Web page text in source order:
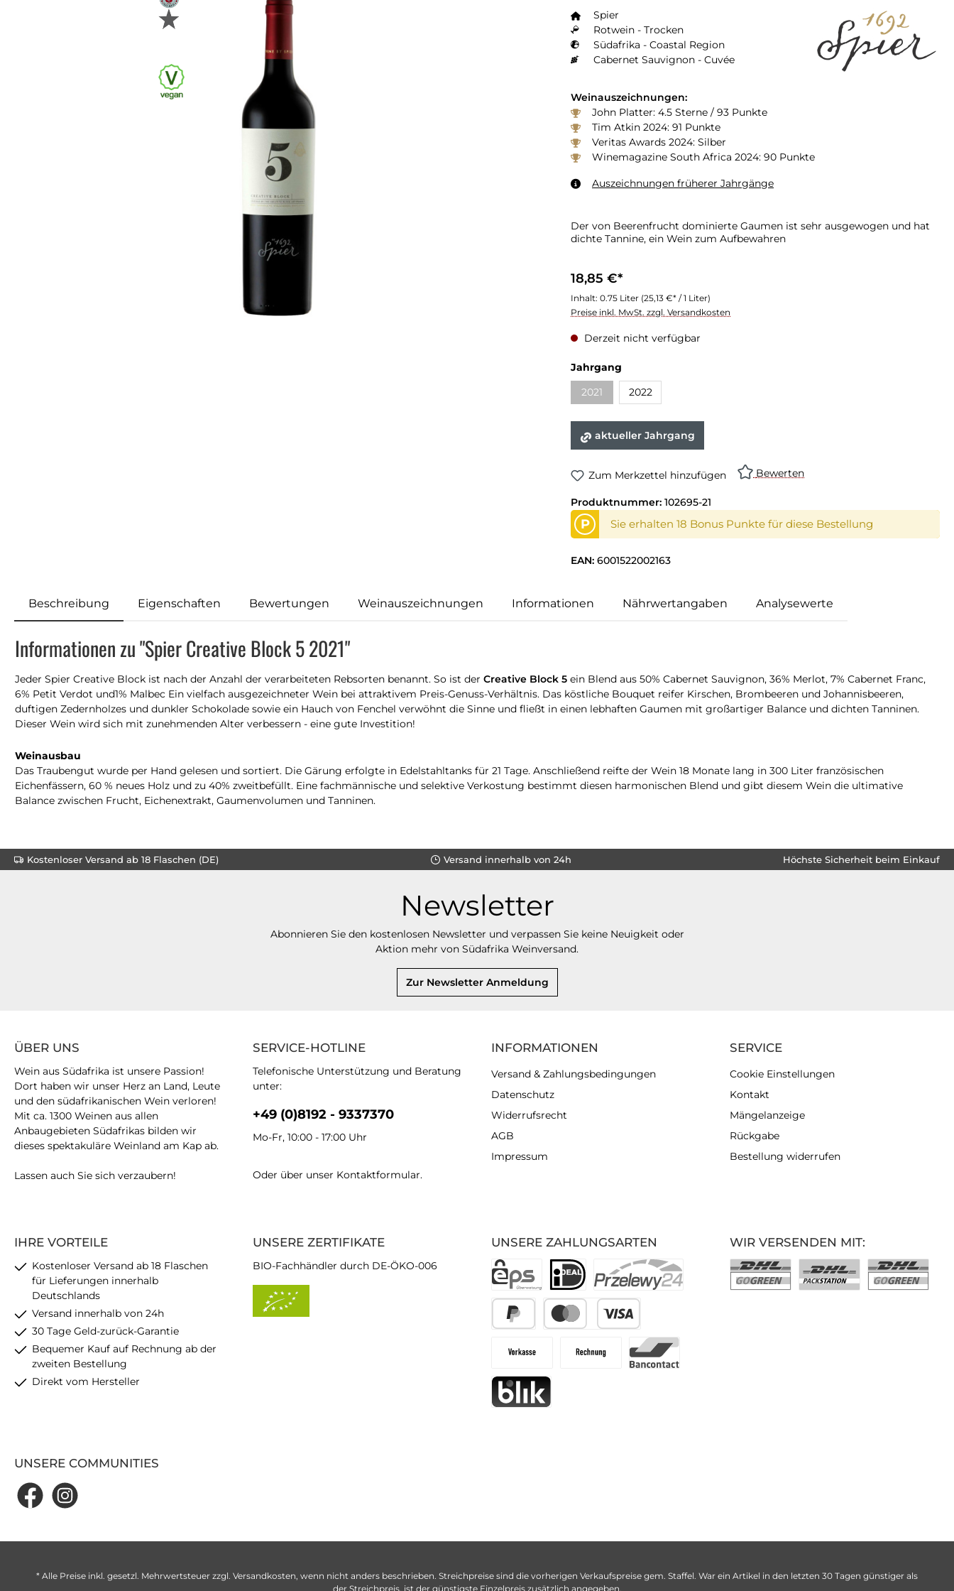
Spier
Rotwein - Trocken
Südafrika - Coastal Region
Cabernet Sauvignon - Cuvée
Weinauszeichnungen:
John Platter: 4.5 Sterne / 93 Punkte
Tim Atkin 2024: 91 Punkte
Veritas Awards 2024: Silber
Winemagazine South Africa 2024: 90 Punkte
Auszeichnungen früherer Jahrgänge
Der von Beerenfrucht dominierte Gaumen ist sehr ausgewogen und hat
dichte Tannine, ein Wein zum Aufbewahren
18,85 €*
Inhalt: 0.75 Liter (25,13 €* / 1 Liter)
Preise inkl. MwSt. zzgl. Versandkosten
Derzeit nicht verfügbar
Jahrgang
2021(Diese Option ist zurzeit nicht verfügbar.)
2022
aktueller Jahrgang
Zum Merkzettel hinzufügen Bewerten
Produktnummer: 102695-21
P Sie erhalten 18 Bonus Punkte für diese Bestellung
EAN: 6001522002163
Beschreibung Eigenschaften Bewertungen Weinauszeichnungen Informationen Nährwertangaben Analysewerte
Informationen zu "Spier Creative Block 5 2021"
Jeder Spier Creative Block ist nach der Anzahl der verarbeiteten Rebsorten benannt. So ist der Creative Block 5 ein Blend aus 50% Cabernet Sauvignon, 36% Merlot, 7% Cabernet Franc,
6% Petit Verdot und1% Malbec Ein vielfach ausgezeichneter Wein bei attraktivem Preis-Genuss-Verhältnis. Das köstliche Bouquet reifer Kirschen, Brombeeren und Johannisbeeren,
duftigen Zedernholzes und dunkler Schokolade sowie ein Hauch von Fenchel verwöhnt die Sinne und fließt in einen lebhaften Gaumen mit großartiger Balance und dichten Tanninen.
Dieser Wein wird sich mit zunehmenden Alter verbessern - eine gute Investition!
Weinausbau
Das Traubengut wurde per Hand gelesen und sortiert. Die Gärung erfolgte in Edelstahltanks für 21 Tage. Anschließend reifte der Wein 18 Monate lang in 300 Liter französischen
Eichenfässern, 60 % neues Holz und zu 40% zweitbefüllt. Eine fachmännische und selektive Verkostung bestimmt diesen harmonischen Blend und gibt diesem Wein die ultimative
Balance zwischen Frucht, Eichenextrakt, Gaumenvolumen und Tanninen.
Kostenloser Versand ab 18 Flaschen (DE) Versand innerhalb von 24h Höchste Sicherheit beim Einkauf
Newsletter
Abonnieren Sie den kostenlosen Newsletter und verpassen Sie keine Neuigkeit oder
Aktion mehr von Südafrika Weinversand.
Zur Newsletter Anmeldung
SERVICE-HOTLINE
Telefonische Unterstützung und Beratung
unter:
+49 (0)8192 - 9337370
Mo-Fr, 10:00 - 17:00 Uhr
Oder über unser Kontaktformular.
IHRE VORTEILE
Kostenloser Versand ab 18 Flaschen
für Lieferungen innerhalb
Deutschlands
Versand innerhalb von 24h
30 Tage Geld-zurück-Garantie
Bequemer Kauf auf Rechnung ab der
zweiten Bestellung
Direkt vom Hersteller
UNSERE ZAHLUNGSARTEN
ÜBER UNS
Wein aus Südafrika ist unsere Passion!
Dort haben wir unser Herz an Land, Leute
und den südafrikanischen Wein verloren!
Mit ca. 1300 Weinen aus allen
Anbaugebieten Südafrikas bilden wir
dieses spektakuläre Weinland am Kap ab.
Lassen auch Sie sich verzaubern!
UNSERE ZERTIFIKATE
BIO-Fachhändler durch DE-ÖKO-006
INFORMATIONEN
Versand & Zahlungsbedingungen
Datenschutz
Widerrufsrecht
AGB
Impressum
SERVICE
Cookie Einstellungen
Kontakt
Mängelanzeige
Rückgabe
Bestellung widerrufen
UNSERE COMMUNITIES
WIR VERSENDEN MIT:
* Alle Preise inkl. gesetzl. Mehrwertsteuer zzgl. Versandkosten, wenn nicht anders beschrieben. Streichpreise sind die vorherigen Verkaufspreise gem. Staffel. War ein Artikel in den letzten 30 Tagen günstiger als
der Streichpreis, ist der günstigste Einzelpreis zusätzlich angegeben.